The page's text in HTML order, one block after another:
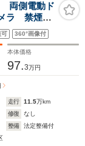
両側電動ド
ラ 禁煙
HIDヘッ
チアルミ
可 360°画像付
本体価格
97.3万円
走行 11.5万km
修復
なし
整備
法定整備付